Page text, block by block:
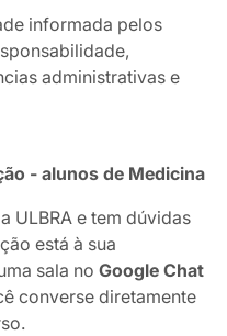
informada pelos
administrativas e
- alunos de Medicina
ULBRA e tem dúvidas
está à sua
sala no Google Chat
converse diretamente